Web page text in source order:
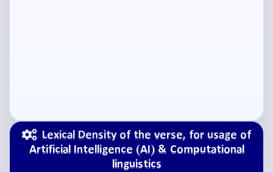
Lexical Density of the verse, for usage of
Artificial Intelligence (AI) & Computational
linguistics